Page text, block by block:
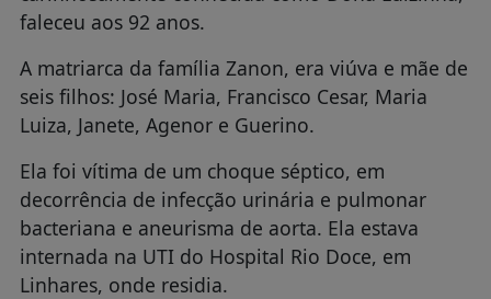
faleceu aos 92 anos.
A matriarca da família Zanon, era viúva e mãe de
seis filhos: José Maria, Francisco Cesar, Maria
Luiza, Janete, Agenor e Guerino.
Ela foi vítima de um choque séptico, em
decorrência de infecção urinária e pulmonar
bacteriana e aneurisma de aorta. Ela estava
internada na UTI do Hospital Rio Doce, em
Linhares, onde residia.